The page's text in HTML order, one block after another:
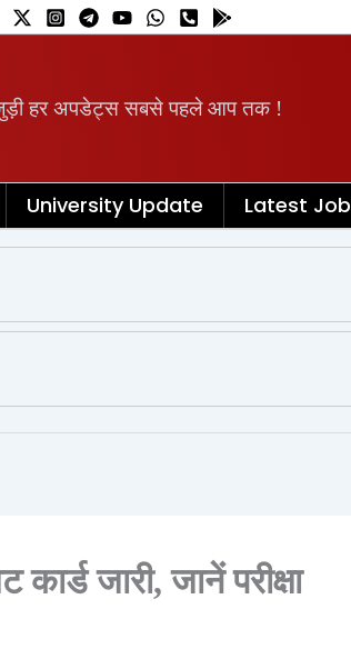
जुड़ी हर अपडेट्स सबसे पहले आप तक !
University Update Latest Job
जारी, जानें परीक्षा